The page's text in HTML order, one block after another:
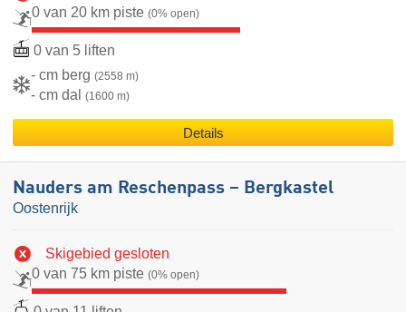
0 van 20 km piste (0% open)
0 van 5 liften
- cm berg (2558 m)
- cm dal (1600 m)
Details
Nauders am Reschenpass – Bergkastel
Oostenrijk
Skigebied gesloten
0 van 75 km piste (0% open)